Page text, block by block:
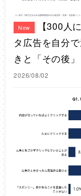
New
【300人
タ広告を自分
きと「その後」
2026/08/02